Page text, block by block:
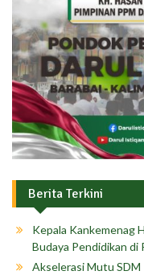
Berita Terkini
Kepala Kankemenag
Budaya Pendidikan
Akselerasi Mutu SDM